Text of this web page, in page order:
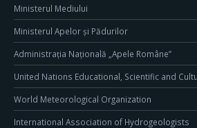
Ministerul Mediului
Ministerul Apelor și Pădurilor
Administrația Națională „Apele Române”
United Nations Educational, Scientific and
World Meteorological Organization
International Association of Hydrogeologists